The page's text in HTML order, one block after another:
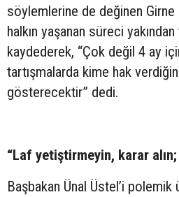
söylemlerine de değinen Girne
halkın yaşanan süreci
kaydederek, “Çok değil 4 ay
tartışmalarda kime hak
gösterecektir” dedi.
“Laf yetiştirmeyin, karar alın;
Başbakan Ünal Üstel’i